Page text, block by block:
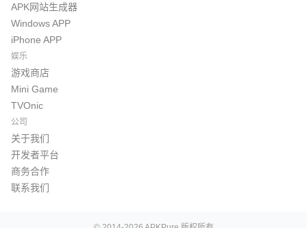
APK网站生成器
Windows APP
iPhone APP
娱乐
游戏商店
Mini Game
TVOnic
公司
关于我们
开发者平台
商务合作
联系我们